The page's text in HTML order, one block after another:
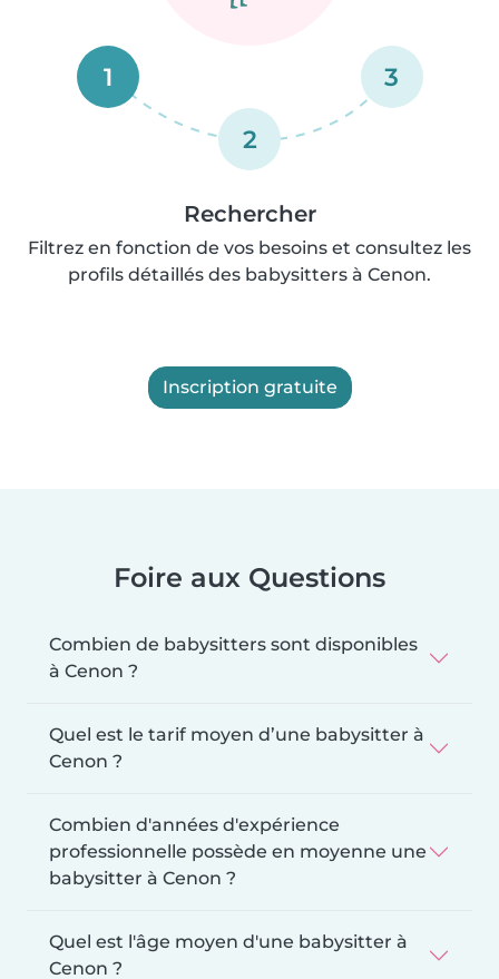
1
2
3
Rechercher
Filtrez en fonction de vos besoins et consultez les
profils détaillés des babysitters à Cenon.
Inscription gratuite
Foire aux Questions
Combien de babysitters sont disponibles
à Cenon ?
Quel est le tarif moyen d’une babysitter à
Cenon ?
Combien d'années d'expérience
professionnelle possède en moyenne une
babysitter à Cenon ?
Quel est l'âge moyen d'une babysitter à
Cenon ?